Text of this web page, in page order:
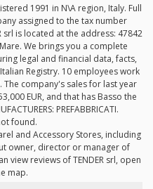
1991 in N\A region, Italy. Full
assigned to the tax number
srl is located at the address: 47842
We brings you a complete
legal and financial data, facts,
Registry. 10 employees work
The company's sales for last year
EUR, and that has Basso the
PREFABBRICATI.
found.
and Accessory Stores, including
owner, director or manager of
view reviews of TENDER srl, open
map.